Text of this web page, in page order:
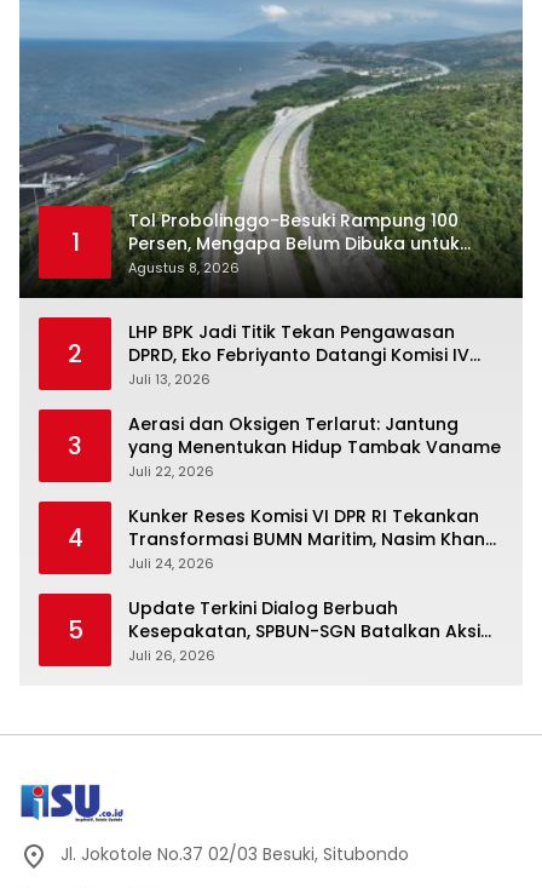
1
Tol Probolinggo-Besuki Rampung 100
Persen, Mengapa Belum Dibuka untuk
Publik?
Agustus 8, 2026
2
LHP BPK Jadi Titik Tekan Pengawasan
DPRD, Eko Febriyanto Datangi Komisi IV
dan Ajak Dewan Kembali Berpijak pada
Juli 13, 2026
3
Aerasi dan Oksigen Terlarut: Jantung
yang Menentukan Hidup Tambak Vaname
Juli 22, 2026
4
Kunker Reses Komisi VI DPR RI Tekankan
Transformasi BUMN Maritim, Nasim Khan
Kawal Penguatan Sektor Laut
Juli 24, 2026
5
Update Terkini Dialog Berbuah
Kesepakatan, SPBUN-SGN Batalkan Aksi
Nasional Setelah Holding Penuhi Sejumlah
Juli 26, 2026
Jl. Jokotole No.37 02/03 Besuki, Situbondo